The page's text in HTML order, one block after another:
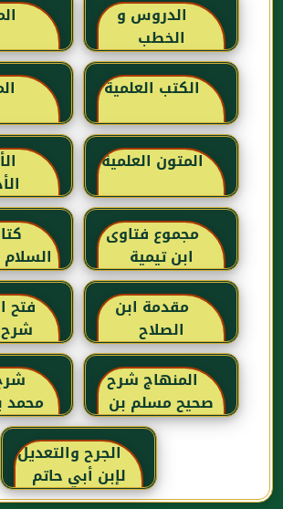
الدروس و
الخطب
الكتب العلمية
المتون العلمية
مجموع فتاوى
ابن تيمية
بلوغ
مقدمة ابن
الصلاح
فتح
المنهاج شرح
صحيح مسلم بن
الحجاج
محمد
رياض
رحمهم
الجرح والتعديل
لإبن أبي حاتم